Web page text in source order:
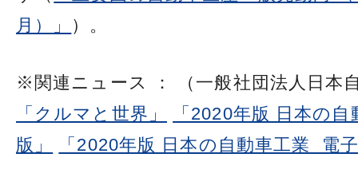
月）」
）。
※関連ニュース ： （一般社団法人日本
「クルマと世界」
「2020年版 日本の
版」
「2020年版 日本の自動車工業 電